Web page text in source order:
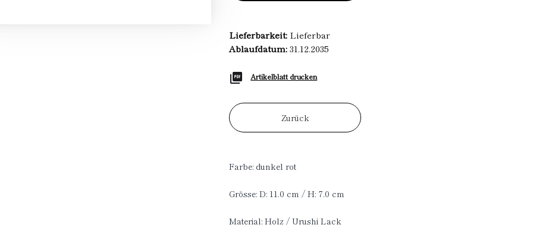
Lieferbarkeit: Lieferbar
Ablaufdatum: 31.12.2035
Artikelblatt drucken
Zurück
Farbe: dunkel rot
Grösse: D: 11.0 cm / H: 7.0 cm
Material: Holz / Urushi Lack